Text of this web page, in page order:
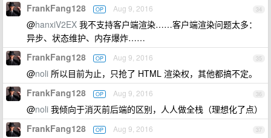
34
FrankFang128 OP Aug 9, 2016
@hanxiV2EX 我不支持客户端渲染……客户端渲染问题太多：
异步、状态维护、内存爆炸……
35
FrankFang128 OP Aug 9, 2016
@noli 所以目前为止，只抢了 HTML 渲染权，其他都搞不定。
36
FrankFang128 OP Aug 9, 2016
@noli 我倾向于消灭前后端的区别，人人做全栈（理想化了点）
37
FrankFang128 OP Aug 9, 2016